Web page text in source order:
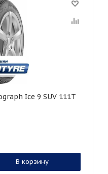
В корзину